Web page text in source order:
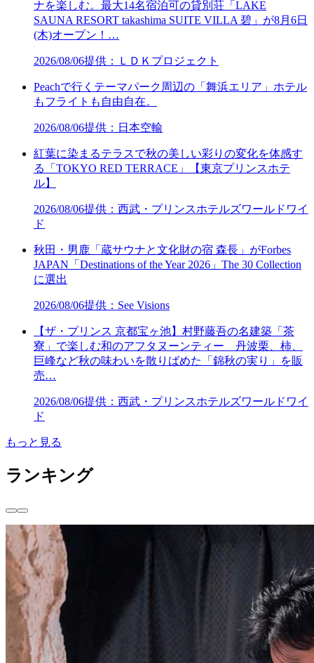
ナを楽しむ。最大14名宿泊可の貸別荘「LAKE
SAUNA RESORT takashima SUITE VILLA 碧」が8月6日
(木)オープン！…
2026/08/06提供：ＬＤＫプロジェクト
Peachで行くテーマパーク周辺の「舞浜エリア」ホテル
もフライトも自由自在。
2026/08/06提供：日本空輸
紅葉に染まるテラスで秋の美しい彩りの変化を体感す
る「TOKYO RED TERRACE」【東京プリンスホテ
ル】
2026/08/06提供：西武・プリンスホテルズワールドワイ
ド
秋田・男鹿「蔵サウナと文化財の宿 森長」がForbes
JAPAN「Destinations of the Year 2026」The 30 Collection
に選出
2026/08/06提供：See Visions
【ザ・プリンス 京都宝ヶ池】村野藤吾の名建築「茶
寮」で楽しむ和のアフタヌーンティー 丹波栗、柿、
巨峰など秋の味わいを散りばめた「錦秋の実り」を販
売…
2026/08/06提供：西武・プリンスホテルズワールドワイ
ド
もっと見る
ランキング